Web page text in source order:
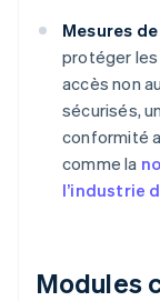
Mesures
protéger
accès non
sécurisés,
conformité
comme la
l’industrie
Modules